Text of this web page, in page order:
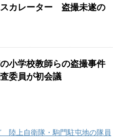
カレーター 盗撮未遂の
小学校教師らの盗撮事件
委員が初会議
陸上自衛隊・駒門駐屯地の隊員